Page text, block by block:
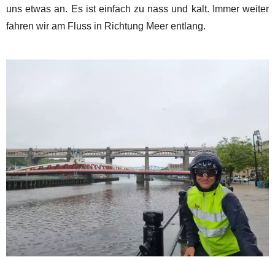
uns etwas an. Es ist einfach zu nass und kalt. Immer weiter
fahren wir am Fluss in Richtung Meer entlang.